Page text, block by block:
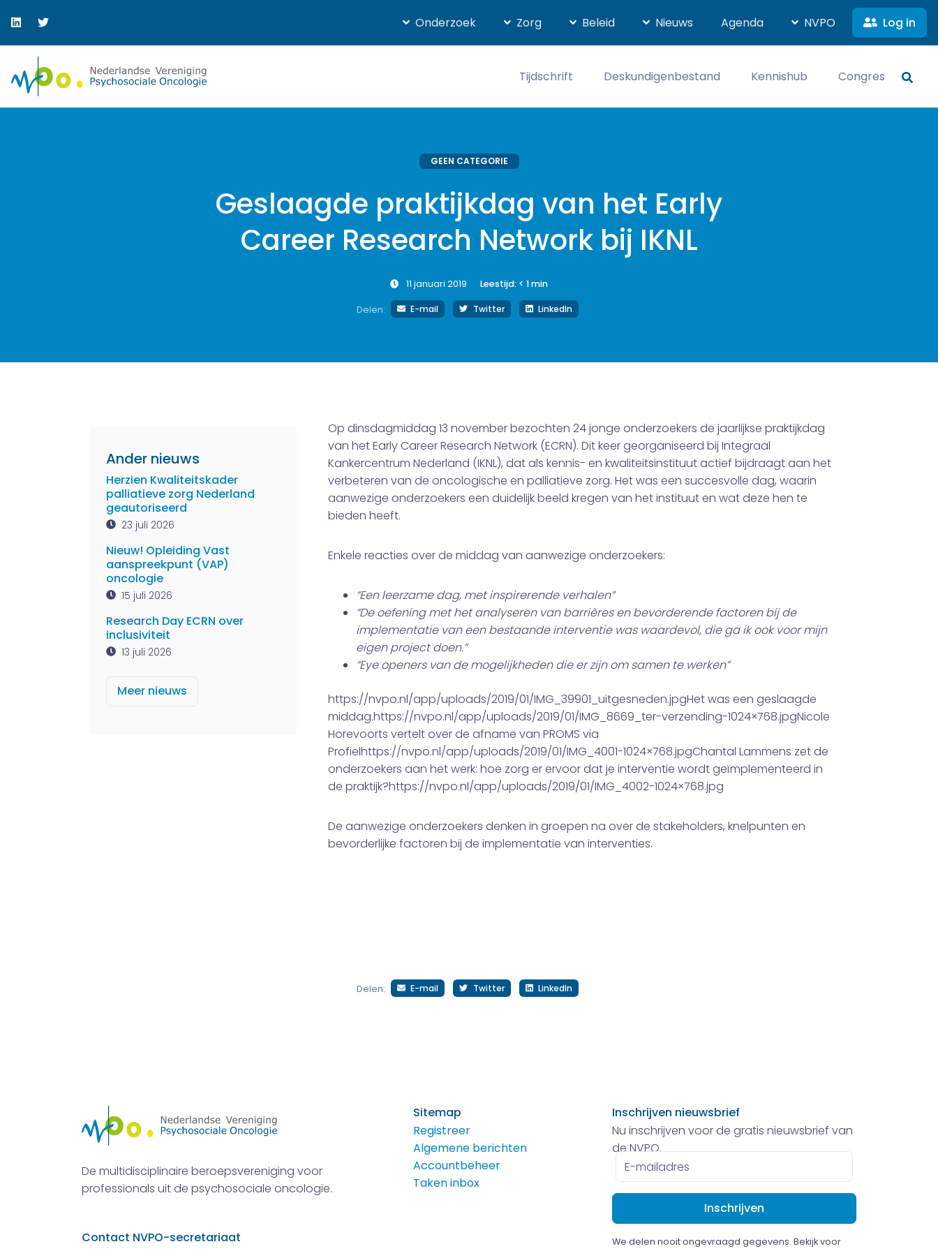
Onderzoek Zorg Beleid Nieuws Agenda NVPO Log in
Tijdschrift Deskundigenbestand Kennishub Congres
GEEN CATEGORIE
Geslaagde praktijkdag van het Early
Career Research Network bij IKNL
11 januari 2019 Leestijd: < 1min
Delen: E-mail Twitter LinkedIn
Ander nieuws
Herzien Kwaliteitskader
palliatieve zorg Nederland
geautoriseerd
23 juli 2026
Nieuw! Opleiding Vast
aanspreekpunt (VAP)
oncologie
15 juli 2026
Research Day ECRN over
inclusiviteit
13 juli 2026
Meer nieuws
Op dinsdagmiddag 13 november bezochten 24 jonge onderzoekers de jaarlijkse praktijkdag
van het Early Career Research Network (ECRN). Dit keer georganiseerd bij Integraal
Kankercentrum Nederland (IKNL), dat als kennis- en kwaliteitsinstituut actief bijdraagt aan het
verbeteren van de oncologische en palliatieve zorg. Het was een succesvolle dag, waarin
aanwezige onderzoekers een duidelijk beeld kregen van het instituut en wat deze hen te
bieden heeft.
Enkele reacties over de middag van aanwezige onderzoekers:
“Een leerzame dag, met inspirerende verhalen”
“De oefening met het analyseren van barrières en bevorderende factoren bij de
implementatie van een bestaande interventie was waardevol, die ga ik ook voor mijn
eigen project doen.”
“Eye openers van de mogelijkheden die er zijn om samen te werken”
https://nvpo.nl/app/uploads/2019/01/IMG_39901_uitgesneden.jpgHet was een geslaagde
middag.https://nvpo.nl/app/uploads/2019/01/IMG_8669_ter-verzending-1024×768.jpgNicole
Horevoorts vertelt over de afname van PROMS via
Profielhttps://nvpo.nl/app/uploads/2019/01/IMG_4001-1024×768.jpgChantal Lammens zet de
onderzoekers aan het werk: hoe zorg er ervoor dat je interventie wordt geïmplementeerd in
de praktijk?https://nvpo.nl/app/uploads/2019/01/IMG_4002-1024×768.jpg
De aanwezige onderzoekers denken in groepen na over de stakeholders, knelpunten en
bevorderlijke factoren bij de implementatie van interventies.
Delen: E-mail Twitter LinkedIn
De multidisciplinaire beroepsvereniging voor
professionals uit de psychosociale oncologie.
Contact NVPO-secretariaat
Sitemap
Registreer
Algemene berichten
Accountbeheer
Taken inbox
Inschrijven nieuwsbrief
Nu inschrijven voor de gratis nieuwsbrief van
de NVPO.
E-
mailadres
We delen nooit ongevraagd gegevens. Bekijk voor